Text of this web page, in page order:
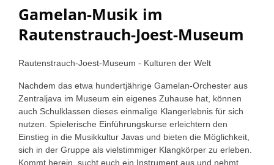
Gamelan-Musik im
Rautenstrauch-Joest-Museum
Rautenstrauch-Joest-Museum - Kulturen der Welt
Nachdem das etwa hundertjährige Gamelan-Orchester aus
Zentraljava im Museum ein eigenes Zuhause hat, können
auch Schulklassen dieses einmalige Klangerlebnis für sich
nutzen. Spielerische Einführungskurse erleichtern den
Einstieg in die Musikkultur Javas und bieten die Möglichkeit,
sich in der Gruppe als vielstimmiger Klangkörper zu erleben.
Kommt herein, sucht euch ein Instrument aus und nehmt